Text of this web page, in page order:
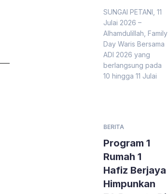
SUNGAI PETANI, 11
Julai 2026 –
Alhamdulillah, Family
Day Waris Bersama
ADI 2026 yang
berlangsung pada
10 hingga 11 Julai
BERITA
Program 1
Rumah 1
Hafiz Berjaya
Himpunkan